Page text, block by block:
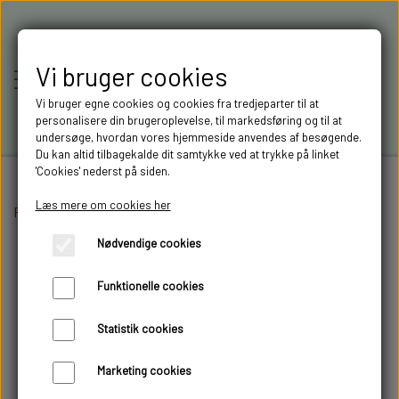
RC-MODELLER,
MODELTRUCKS,
MODELLASTBILER & 3D
FILAMENT I AARHUS M.FL.
Forside Elektronik Stik og kabler
Vi bruger cookies
Vi bruger egne cookies og cookies fra tredjeparter til at
personalisere din brugeroplevelse, til markedsføring og til at
undersøge, hvordan vores hjemmeside anvendes af besøgende.
Du kan altid tilbagekalde dit samtykke ved at trykke på linket
'Cookies' nederst på siden.
Læs mere om cookies her
Nødvendige cookies
Funktionelle cookies
Statistik cookies
Marketing cookies